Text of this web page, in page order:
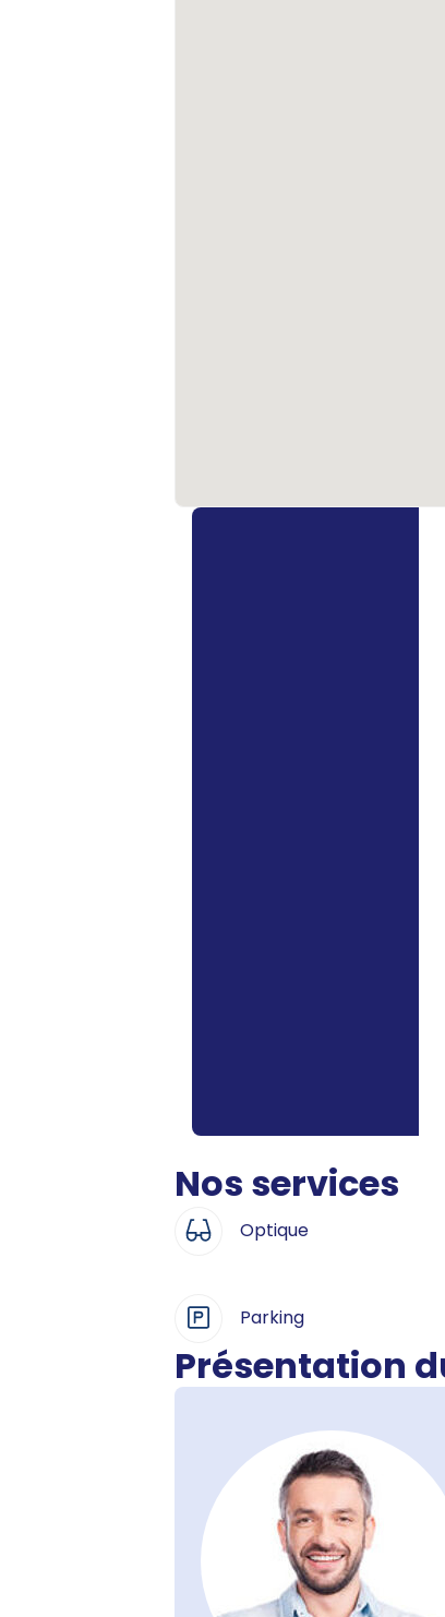
Nos services
Optique
Parking
Présentation